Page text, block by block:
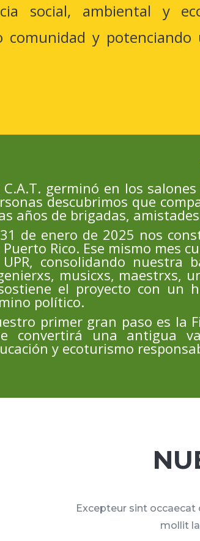
social, ambiental y
comunidad y potenciando
C.A.T. germinó en los
descubrimos que
años de brigadas,
de enero de 2025 nos
Puerto Rico. Ese mismo mes
consolidando nuestra
musicxs, maestrxs,
el proyecto con un
político.
primer gran paso es la
convertirá una antigua
y ecoturismo
Excepteur sint
mollit